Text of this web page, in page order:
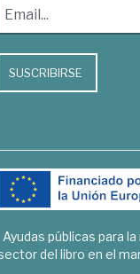
SUSCRIBIRSE
Ayudas públicas para
del libro en el